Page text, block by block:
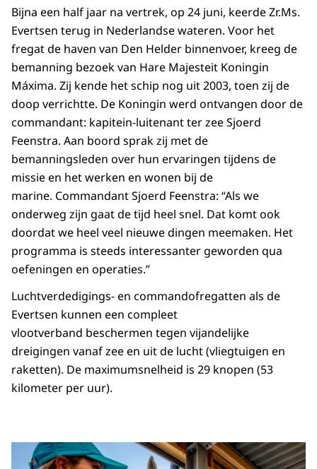
Bijna een half jaar na vertrek, op 24 juni, keerde Zr.Ms.
Evertsen terug in Nederlandse wateren. Voor het
fregat de haven van Den Helder binnenvoer, kreeg de
bemanning bezoek van Hare Majesteit Koningin
Máxima. Zij kende het schip nog uit 2003, toen zij de
doop verrichtte. De Koningin werd ontvangen door de
commandant: kapitein-luitenant ter zee Sjoerd
Feenstra. Aan boord sprak zij met de
bemanningsleden over hun ervaringen tijdens de
missie en het werken en wonen bij de
marine. Commandant Sjoerd Feenstra: “Als we
onderweg zijn gaat de tijd heel snel. Dat komt ook
doordat we heel veel nieuwe dingen meemaken. Het
programma is steeds interessanter geworden qua
oefeningen en operaties.”
Luchtverdedigings- en commandofregatten als de
Evertsen kunnen een compleet
vlootverband beschermen tegen vijandelijke
dreigingen vanaf zee en uit de lucht (vliegtuigen en
raketten). De maximumsnelheid is 29 knopen (53
kilometer per uur).